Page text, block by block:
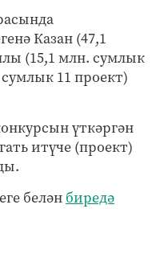
Казан (47,1
(15,1 млн. сумлык
11 проект)
үткәргән
итүче (проект)
белән биредә